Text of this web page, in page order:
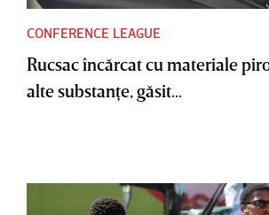
CONFERENCE LEAGUE
Rucsac încărcat cu materiale
alte substanţe, găsit...